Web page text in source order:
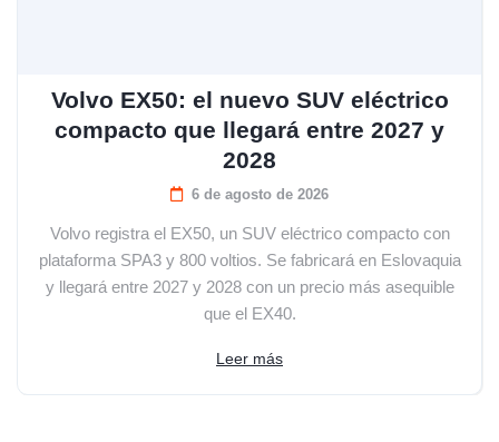
Volvo EX50: el nuevo SUV eléctrico
compacto que llegará entre 2027 y
2028
6 de agosto de 2026
Volvo registra el EX50, un SUV eléctrico compacto con
plataforma SPA3 y 800 voltios. Se fabricará en Eslovaquia
y llegará entre 2027 y 2028 con un precio más asequible
que el EX40.
Leer más